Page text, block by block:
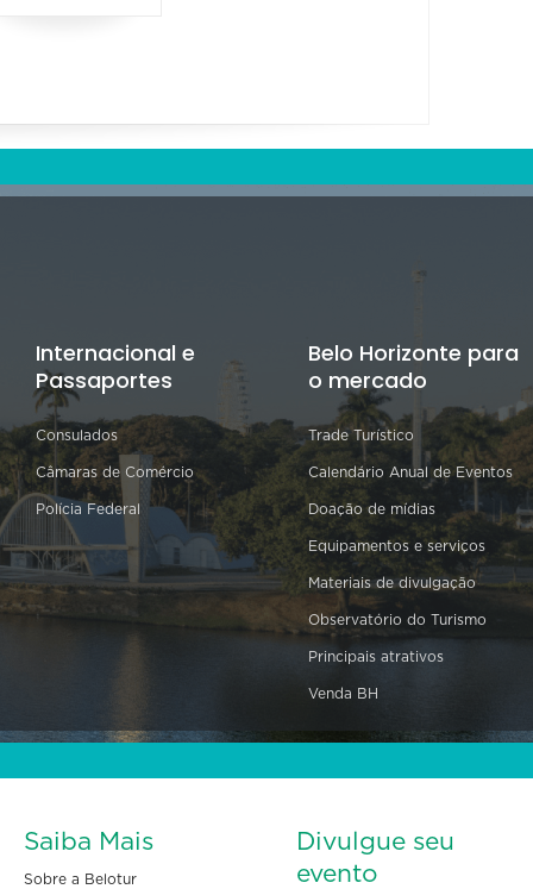
Internacional e
Passaportes
Consulados
Câmaras de Comércio
Polícia Federal
Belo Horizonte para
o mercado
Trade Turístico
Calendário Anual de Eventos
Doação de mídias
Equipamentos e serviços
Materiais de divulgação
Observatório do Turismo
Principais atrativos
Venda BH
Saiba Mais
Sobre a Belotur
Divulgue seu
evento